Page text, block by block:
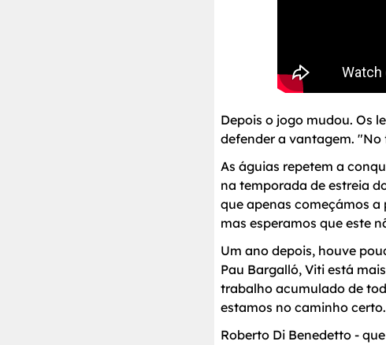
Depois o jogo mudou. Os
defender a vantagem. "No
As águias repetem a
na temporada de estreia
que apenas começámos
mas esperamos que este
Um ano depois, houve
Pau Bargalló, Viti está
trabalho acumulado de
estamos no caminho
Roberto Di Benedetto -